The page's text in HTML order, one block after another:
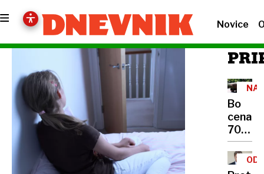
Novice
Bo
cena
700
evrov
za